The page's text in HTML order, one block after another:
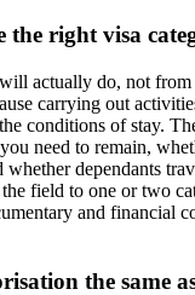
the right visa
actually do, not
carrying out
conditions of stay.
need to remain,
whether dependants
field to one or two
and financial
the same